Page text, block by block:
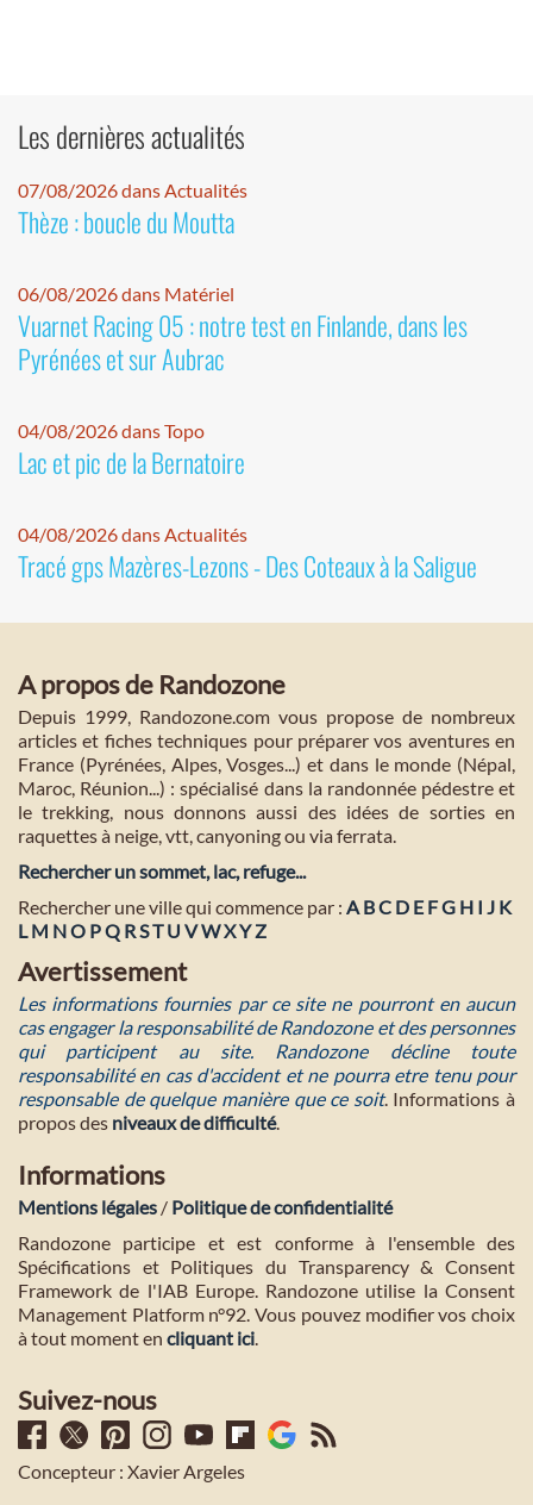
Les dernières actualités
07/08/2026 dans Actualités
Thèze : boucle du Moutta
06/08/2026 dans Matériel
Vuarnet Racing 05 : notre test en Finlande, dans les
Pyrénées et sur Aubrac
04/08/2026 dans Topo
Lac et pic de la Bernatoire
04/08/2026 dans Actualités
Tracé gps Mazères-Lezons - Des Coteaux à la Saligue
A propos de Randozone
Depuis 1999, Randozone.com vous propose de nombreux
articles et fiches techniques pour préparer vos aventures en
France (Pyrénées, Alpes, Vosges...) et dans le monde (Népal,
Maroc, Réunion...) : spécialisé dans la randonnée pédestre et
le trekking, nous donnons aussi des idées de sorties en
raquettes à neige, vtt, canyoning ou via ferrata.
Rechercher un sommet, lac, refuge...
Rechercher une ville qui commence par : A BC D E FG H I J K
L M NO PQ RST U VWXYZ
Avertissement
Les informations fournies par ce site ne pourront en aucun
cas engager la responsabilité de Randozone et des personnes
qui participent au site. Randozone décline toute
responsabilité en cas d'accident et ne pourra etre tenu pour
responsable de quelque manière que ce soit. Informations à
propos des niveaux de difficulté.
Informations
Mentions légales / Politique de confidentialité
Randozone participe et est conforme à l'ensemble des
Spécifications et Politiques du Transparency & Consent
Framework de l'IAB Europe. Randozone utilise la Consent
Management Platform n°92. Vous pouvez modifier vos choix
à tout moment en cliquant ici.
Suivez-nous
Concepteur : Xavier Argeles